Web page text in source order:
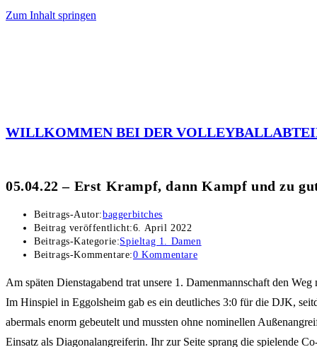
Zum Inhalt springen
WILLKOMMEN BEI DER
05.04.22 – Erst Krampf, dann Kampf und zu
Beitrags-Autor:baggerbitches
Beitrag veröffentlicht:6. April 2022
Beitrags-Kategorie:Spieltag 1. Damen
Beitrags-Kommentare:0 Kommentare
Am späten Dienstagabend trat unsere 1. Damenmannschaft den
Im Hinspiel in Eggolsheim gab es ein deutliches 3:0 für die DJK,
abermals enorm gebeutelt und mussten ohne nominellen
Einsatz als Diagonalangreiferin. Ihr zur Seite sprang die spielende